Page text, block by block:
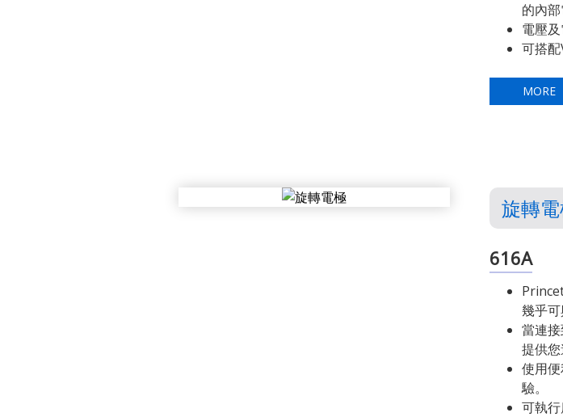
的內部
電壓
可搭
MORE
旋轉
616A
幾乎可
當連
提供您
使用
驗。
可執